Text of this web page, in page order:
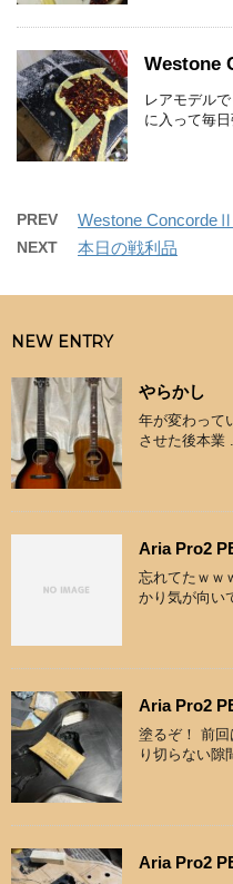
Westone
レアモデル
に入って毎
PREV Westone
NEXT 本日の戦利品
NEW ENTRY
やらかし
年が変わって
させた後本業
Aria Pro2
忘れてたｗｗ
かり気が向い
Aria Pro2
塗るぞ！ 前
り切らない隙
Aria Pro2